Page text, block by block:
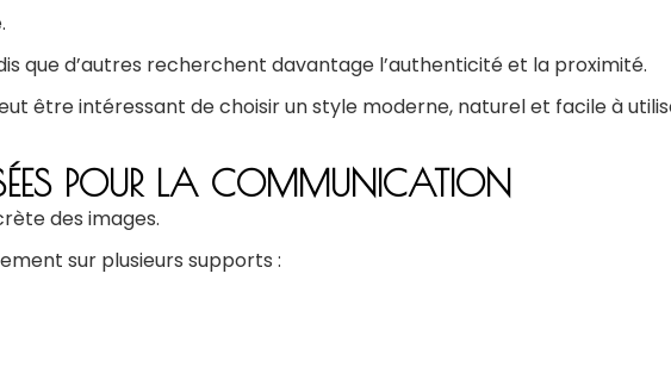
que d’autres recherchent davantage l’authenticité et la proximité.
être intéressant de choisir un style moderne, naturel et facile à
POUR LA COMMUNICATION
des images.
sur plusieurs supports :